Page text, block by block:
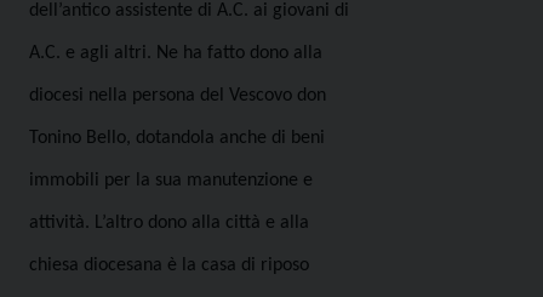
dell’antico assistente di A.C. ai giovani di
A.C. e agli altri. Ne ha fatto dono alla
diocesi nella persona del Vescovo don
Tonino Bello, dotandola anche di beni
immobili per la sua manutenzione e
attività. L’altro dono alla città e alla
chiesa diocesana è la casa di riposo